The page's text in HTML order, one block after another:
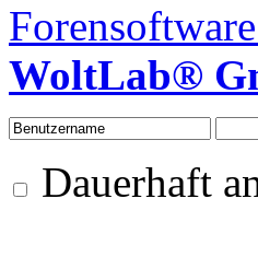
WoltLab®
Dauerhaft